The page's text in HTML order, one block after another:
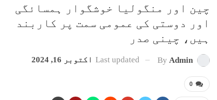
چین اور منگولیا خوشگوار ہمسائگی
اور دوستی کی عمومی سمت پر کاربند
ہیں، چینی صدر
By Admin
Last updated اکتوبر 16, 2024
0